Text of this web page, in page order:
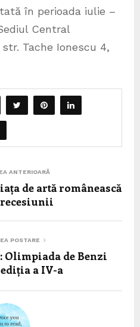
în perioada iulie –
Central
Tache Ionescu 4,
ANTERIOARĂ
de artă românească
POSTARE
de Benzi
ediția a IV-a